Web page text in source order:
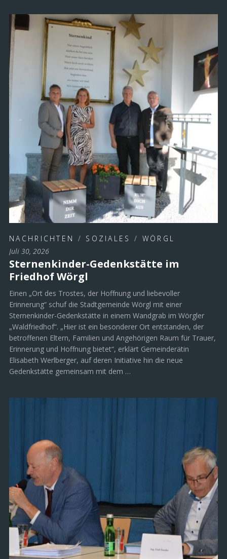
NACHRICHTEN / SOZIALES / WÖRGL
Juli 30, 2026
Sternenkinder-Gedenkstätte im
Friedhof Wörgl
Einen „Ort des Trostes, der Hoffnung und liebevoller
Erinnerung“ schuf die Stadtgemeinde Wörgl mit einer
Sternenkinder-Gedenkstätte in einem Wandgrab im Wörgler
„Waldfriedhof“. „Hier ist ein besonderer Ort entstanden, der
betroffenen Eltern, Familien und Angehörigen Raum für Trauer,
Erinnerung und Hoffnung bietet“, erklärt Gemeinderätin
Elisabeth Werlberger, auf deren Initiative hin die neue
Gedenkstätte gemeinsam mit dem …